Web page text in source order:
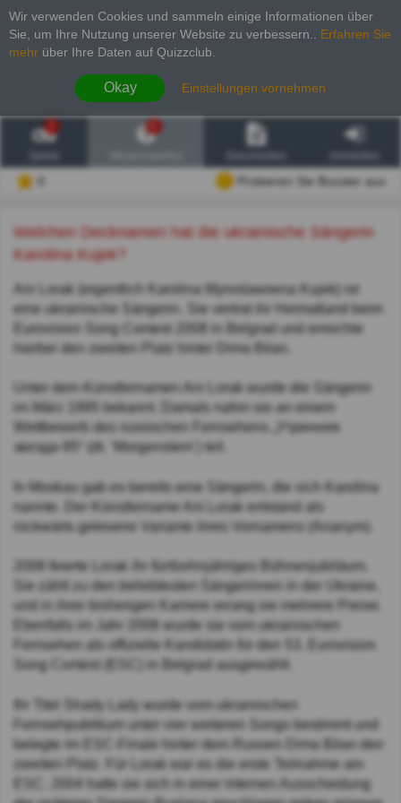
Wir verwenden Cookies und sammeln einige Informationen über
Sie, um Ihre Nutzung unserer Website zu verbessern.
Erfahren Sie
mehr über Ihre Daten auf Quizzclub.
Okay Einstellungen vornehmen
2
Probieren Sie Booster aus
Welchen Decknamen hat die ukrainische Sängerin
Karolina Kujek?
Ani Lorak (eigentlich Karolina Myroslawiwna Kujek) ist
eine ukrainische Sängerin. Sie vertrat ihr Heimatland beim
Eurovision Song Contest 2008 in Belgrad und erreichte
hierbei den zweiten Platz hinter Dima Bilan.
Unter dem Künstlernamen Ani Lorak wurde die Sängerin
im März 1995 bekannt. Damals nahm sie an einem
Wettbewerb des russischen Fernsehens „Утренняя
звезда-95“ (dt. ‘Morgenstern’) teil.
In Moskau gab es bereits eine Sängerin, die sich Karolina
nannte. Der Künstlername Ani Lorak entstand als
rückwärts gelesene Variante ihres Vornamens (Ananym).
2008 feierte Lorak ihr fünfzehnjähriges Bühnenjubiläum.
Sie zählt zu den beliebtesten Sängerinnen in der Ukraine,
und in ihrer bisherigen Karriere errang sie mehrere Preise.
Ebenfalls im Jahr 2008 wurde sie vom ukrainischen
Fernsehen als offizielle Kandidatin für den 53. Eurovision
Song Contest (ESC) in Belgrad ausgewählt.
Ihr Titel Shady Lady wurde vom ukrainischen
Fernsehpublikum unter vier weiteren Songs bestimmt und
belegte im ESC-Finale hinter dem Russen Dima Bilan den
zweiten Platz. Für Lorak war es die erste Teilnahme am
ESC. 2004 hatte sie sich in einer internen Ausscheidung